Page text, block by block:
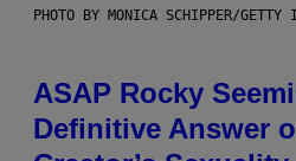
PHOTO BY MONICA SCHIPPER/GETTY
ASAP Rocky
Definitive Answer